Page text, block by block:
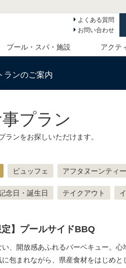
よくある質問
お問い合わせ
プール・スパ・施設 アクテ
ランのご案内
プラン
ランをお探しいただけます。
ビュッフェ アフタヌーンティー
念日・誕生日 テイクアウト
定】プールサイドBBQ
、開放感あふれるバーベキュー。心
包まれながら、県産食材をはじめと